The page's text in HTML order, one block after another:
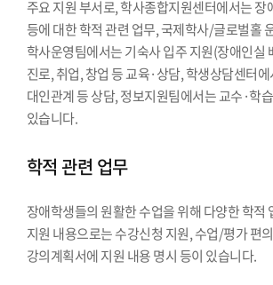
주요 지원 부서로, 학사종합지원센터에서는
등에 대한 학적 관련 업무, 국제학사/글로벌홀
학사운영팀에서는 기숙사 입주 지원(장애인실
진로, 취업, 창업 등 교육·상담, 학생상담센터
대인관계 등 상담, 정보지원팀에서는 교수·학
있습니다.
학적 관련 업무
장애학생들의 원활한 수업을 위해 다양한 학적
지원 내용으로는 수강신청 지원, 수업/평가 편
강의계획서에 지원 내용 명시 등이 있습니다.